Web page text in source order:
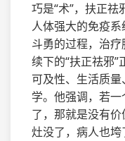
巧是“术”，扶正祛
人体强大的免疫
斗勇的过程，治
续下的“扶正祛邪”
可及性、生活质
学。他强调，若
了，那就是没有
灶没了，病人也